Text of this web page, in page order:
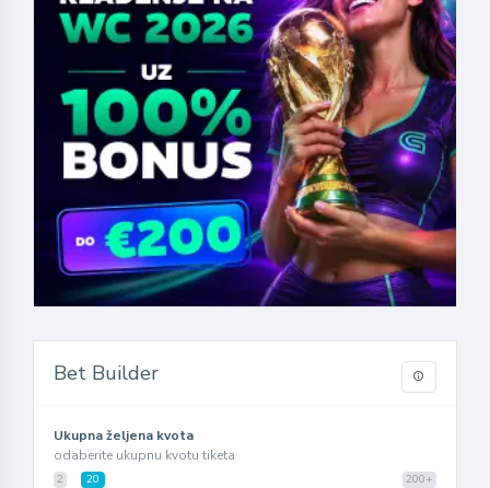
Bet Builder
Ukupna željena kvota
odaberite ukupnu kvotu tiketa
2 200+
20